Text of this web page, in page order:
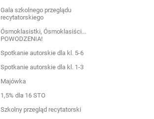
Gala szkolnego przeglądu
recytatorskiego
Ósmoklasistki, Ósmoklasiści...
POWODZENIA!
Spotkanie autorskie dla kl. 5-6
Spotkanie autorskie dla kl. 1-3
Majówka
1,5% dla 16 STO
Szkolny przegląd recytatorski